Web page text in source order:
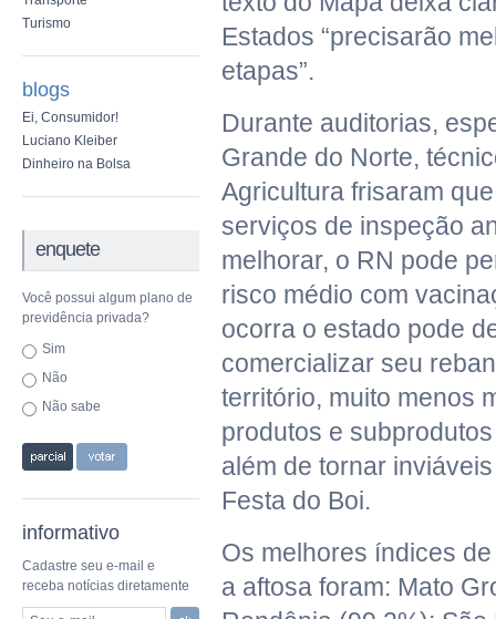
Turismo
blogs
Ei, Consumidor!
Luciano Kleiber
Dinheiro na Bolsa
enquete
Você possui algum plano de
previdência privada?
Sim
Não
Não sabe
informativo
Cadastre seu e-mail e
receba notícias diretamente
Estados “precisarão
etapas”.
Durante auditorias,
Grande do Norte,
Agricultura frisaram
serviços de inspeção
melhorar, o RN pode
risco médio com
ocorra o estado pode
comercializar seu
território, muito menos
produtos e
além de tornar
Festa do Boi.
Os melhores índices
a aftosa foram: Mato